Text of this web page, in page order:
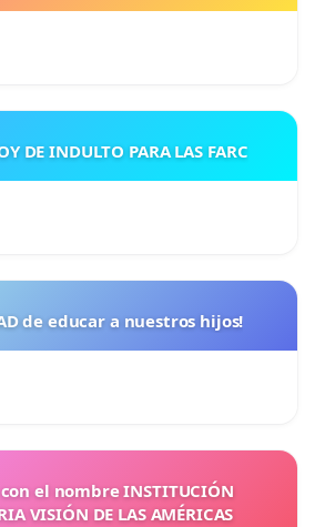
DE INDULTO PARA LAS FARC
de educar a nuestros hijos!
el nombre INSTITUCIÓN
VISIÓN DE LAS AMÉRICAS